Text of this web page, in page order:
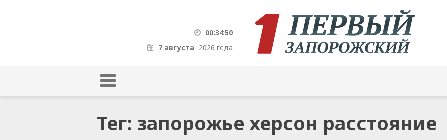
00:34:50
7 августа 2026 года
Тег: запорожье херсон расстояние